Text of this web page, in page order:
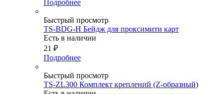
Подробнее
Быстрый просмотр
TS-BDG-H Бейдж для проксимити карт
Есть в наличии
21 ₽
Подробнее
Быстрый просмотр
TS-ZL300 Комплект креплений (Z-образный)